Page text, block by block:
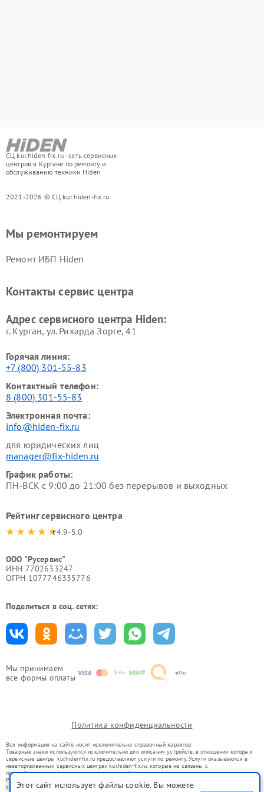
СЦ kur.hiden-fix.ru - сеть сервисных
центров в Кургане по ремонту и
обслуживанию техники Hiden
2021-2026 © СЦ kur.hiden-fix.ru
Мы принимаем
все формы оплаты
Мы ремонтируем
Ремонт ИБП Hiden
Контакты сервис центра
Адрес сервисного центра Hiden:
г. Курган, ул. Рихарда Зорге, 41
Горячая линия:
+7 (800) 301-55-83
Контактный телефон:
8 (800) 301-55-83
Электронная почта:
info@hiden-fix.ru
для юридических лиц
manager@fix-hiden.ru
График работы:
ПН-ВСК с 9:00 до 21:00 без перерывов и выходных
Рейтинг сервисного центра
4.9-5.0
ООО "Русервис"
ИНН 7702633247
ОГРН 1077746335776
Поделиться в соц. сетях:
Политика конфиденциальности
Вся информация на сайте носит исключительно справочный характер.
Товарные знаки используются исключительно для описания устройств, в отношении которых
сервисные центры kur.hiden-fix.ru предоставляют услуги по ремонту. Услуги оказываются в
неавторизованных сервисных центрах kur.hiden-fix.ru, которые не связаны с
правообладателями товарных знаков или их официальными представителями.
Ремонт осуществляется для устройств, уже введенных в гражданский оборот в соответствии
со статьей 1487 ГК РФ.
Этот сайт использует файлы cookie. Вы можете